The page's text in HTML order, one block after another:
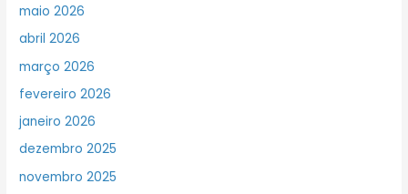
maio 2026
abril 2026
março 2026
fevereiro 2026
janeiro 2026
dezembro 2025
novembro 2025